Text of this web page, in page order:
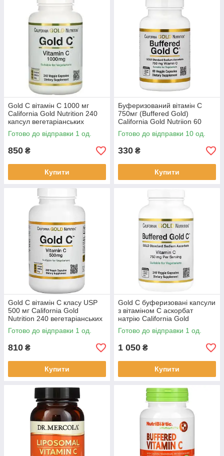
Gold C вітамін C 1000 мг
California Gold Nutrition 240
капсул вегетаріанських
капсул
Готово до відправки 1 од.
850 ₴
Купити
Буферизований вітамін C
750мг (Buffered Gold)
California Gold Nutriion 60
вегетаріанських капсул
Готово до відправки 10 од.
330 ₴
Купити
Gold C вітамін С класу USP
500 мг California Gold
Nutrition 240 вегетаріанських
капсул
Готово до відправки 1 од.
810 ₴
Купити
Gold C буферизовані капсули
з вітаміном С аскорбат
натрію California Gold
Nutrition 750 мг 240
вегетаріанських капсул
Готово до відправки 1 од.
1 050 ₴
Купити